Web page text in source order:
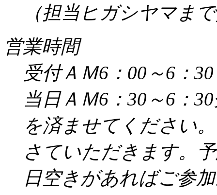
（担当ヒガシヤマま
営業時間
受付ＡＭ6：00～6：30
当日ＡＭ6：30～6：
を済ませてください
さていただきます。
日空きがあればご参